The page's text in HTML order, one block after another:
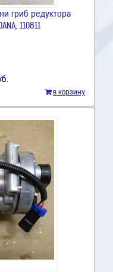
гриб редуктора
110811
в корзину